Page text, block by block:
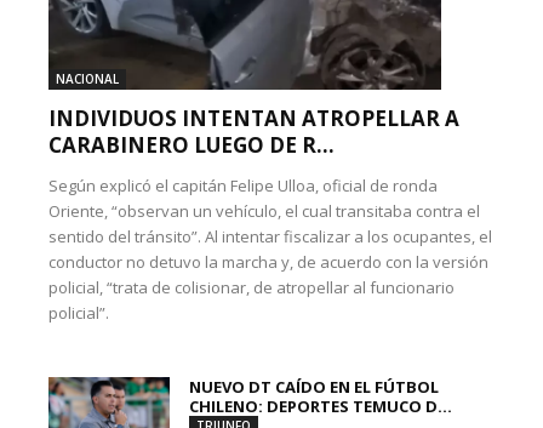
NACIONAL
INDIVIDUOS INTENTAN ATROPELLAR A
CARABINERO LUEGO DE R...
Según explicó el capitán Felipe Ulloa, oficial de ronda
Oriente, “observan un vehículo, el cual transitaba contra el
sentido del tránsito”. Al intentar fiscalizar a los ocupantes, el
conductor no detuvo la marcha y, de acuerdo con la versión
policial, “trata de colisionar, de atropellar al funcionario
policial”.
NUEVO DT CAÍDO EN EL FÚTBOL
CHILENO: DEPORTES TEMUCO D...